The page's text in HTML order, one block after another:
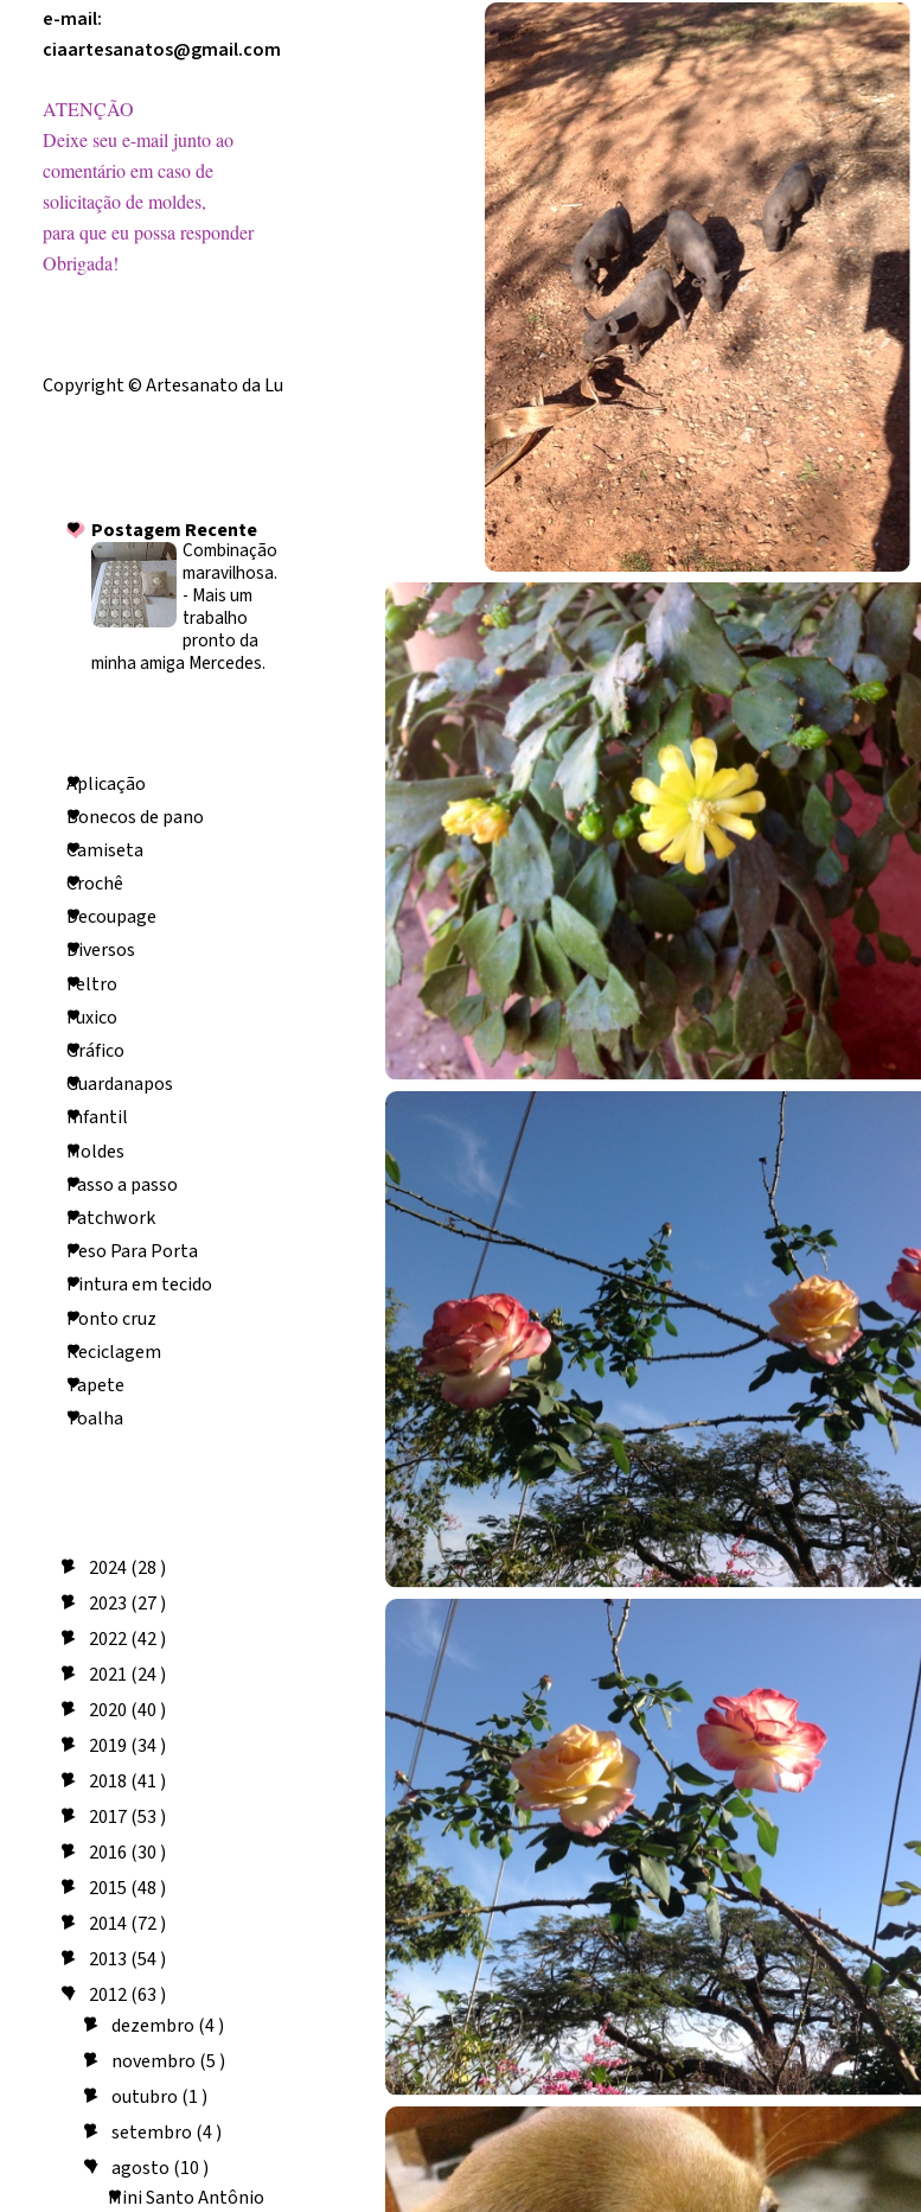
e-mail:
ciaartesanatos@gmail.com
ATENÇÃO
Deixe seu e-mail junto ao
comentário em caso de
solicitação de moldes,
para que eu possa responder
Obrigada!
Copyright © Artesanato da Lu
Postagem Recente
Combinação
maravilhosa.
- Mais um
trabalho
pronto da
minha amiga Mercedes.
Aplicação
Bonecos de pano
Camiseta
Crochê
Decoupage
Diversos
Feltro
Fuxico
Gráfico
Guardanapos
Infantil
Moldes
Passo a passo
Patchwork
Peso Para Porta
Pintura em tecido
Ponto cruz
Reciclagem
Tapete
Toalha
► 2024(28 )
► 2023 (27 )
► 2022(42 )
► 2021 (24 )
► 2020 (40 )
► 2019 (34 )
► 2018 (41 )
► 2017(53 )
► 2016 (30 )
► 2015 (48 )
► 2014(72 )
► 2013 (54 )
▼ 2012(63 )
►dezembro (4 )
► novembro (5 )
►outubro (1 )
►setembro (4 )
▼agosto (10 )
Mini Santo Antônio